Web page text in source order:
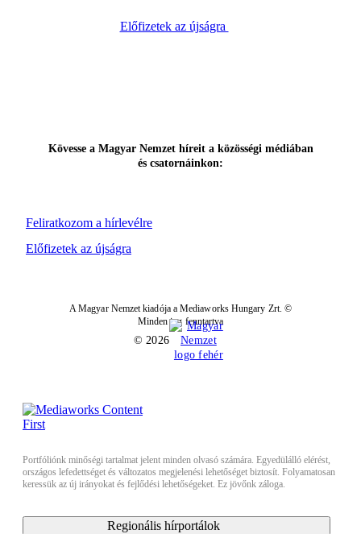
Előfizetek az újságra
Feliratkozom a hírlevélre
Kövesse a Magyar Nemzet híreit a közösségi médiában
és csatornáinkon:
Előfizetek az újságra
A Magyar Nemzet kiadója a Mediaworks Hungary Zrt. ©
Minden jog fenntartva
© 2026
Portfóliónk minőségi tartalmat jelent minden olvasó számára. Egyedülálló elérést,
országos lefedettséget és változatos megjelenési lehetőséget biztosít. Folyamatosan
keressük az új irányokat és fejlődési lehetőségeket. Ez jövőnk záloga.
Regionális hírportálok